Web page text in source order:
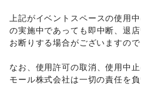
その他エンタメ・ガジェット
レジャー・スポーツ
旅行・レジャー /キャンプ・ア
バスケットボール/ゴルフ/ そ
募金・寄付
ビジネス・オフィス
上記がイベントスペースの使用
の実施中であっても即中断、退
お断りする場合がございますの
なお、使用許可の取消、使用中
モール株式会社は一切の責任を負